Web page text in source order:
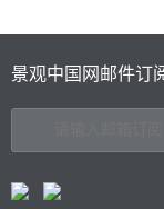
景观中国网邮件订